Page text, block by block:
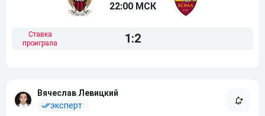
22:00 МСК
Ставка
проиграла
1:2
Вячеслав Левицкий
эксперт